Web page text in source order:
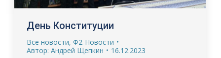
День Конституции
Все новости, Ф2-Новости
Автор: Андрей Щепкин 16.12.2023